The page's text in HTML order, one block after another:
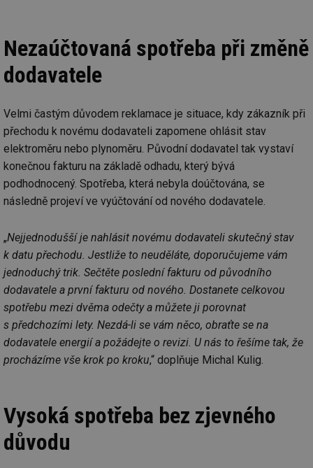
Nezaúčtovaná spotřeba při změně
dodavatele
Velmi častým důvodem reklamace je situace, kdy zákazník při
přechodu k novému dodavateli zapomene ohlásit stav
elektroměru nebo plynoměru. Původní dodavatel tak vystaví
konečnou fakturu na základě odhadu, který bývá
podhodnocený. Spotřeba, která nebyla doúčtována, se
následně projeví ve vyúčtování od nového dodavatele.
„Nejjednodušší je nahlásit novému dodavateli skutečný stav
k datu přechodu. Jestliže to neuděláte, doporučujeme vám
jednoduchý trik. Sečtěte poslední fakturu od původního
dodavatele a první fakturu od nového. Dostanete celkovou
spotřebu mezi dvěma odečty a můžete ji porovnat
s předchozími lety. Nezdá-li se vám něco, obraťte se na
dodavatele energií a požádejte o revizi. U nás to řešíme tak, že
procházíme vše krok po kroku,“ doplňuje Michal Kulig.
Vysoká spotřeba bez zjevného
důvodu